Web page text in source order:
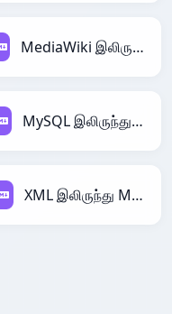
MediaWiki இலிருந்து Markdown
MySQL இலிருந்து Markdown
XML இலிருந்து Markdown